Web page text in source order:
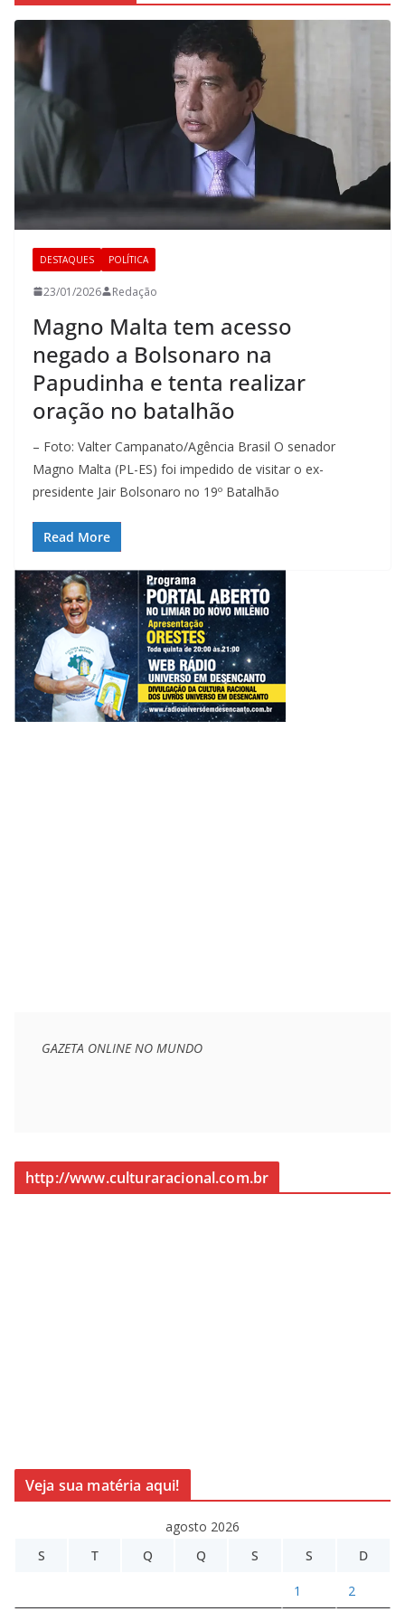
DESTAQUES POLÍTICA
23/01/2026 Redação
Magno Malta tem acesso
negado a Bolsonaro na
Papudinha e tenta realizar
oração no batalhão
– Foto: Valter Campanato/Agência Brasil O senador
Magno Malta (PL-ES) foi impedido de visitar o ex-
presidente Jair Bolsonaro no 19º Batalhão
Read More
GAZETA ONLINE NO MUNDO
http://www.culturaracional.com.br
Veja sua matéria aqui!
agosto 2026
S
T Q Q S S D
1 2